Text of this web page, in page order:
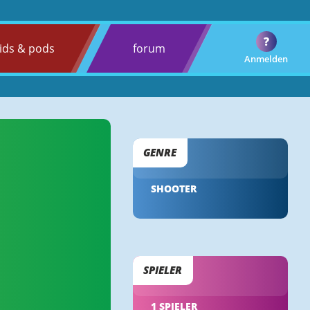
& pods forum
Anmelden
?
GENRE
SHOOTER
SPIELER
1 SPIELER